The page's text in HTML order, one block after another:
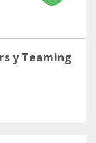
y Teaming